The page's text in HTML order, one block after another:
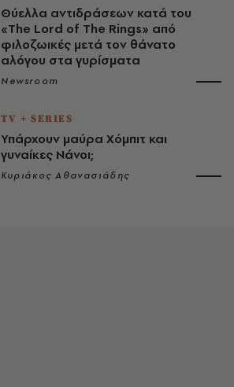
Θύελλα αντιδράσεων κατά του
«The Lord of The Rings» από
φιλοζωικές μετά τον θάνατο
αλόγου στα γυρίσματα
Newsroom
TV + SERIES
Υπάρχουν μαύρα Χόμπιτ και
γυναίκες Νάνοι;
Κυριάκος Αθανασιάδης